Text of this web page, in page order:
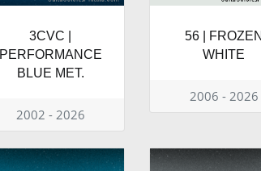
3CVC |
PERFORMANCE
BLUE MET.
2002 - 2026
56 |
WHITE
2006 - 2026